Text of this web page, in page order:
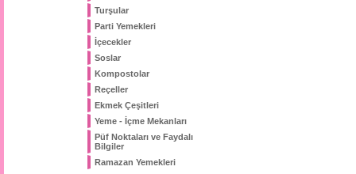
Turşular
Parti Yemekleri
İçecekler
Soslar
Kompostolar
Reçeller
Ekmek Çeşitleri
Yeme - İçme Mekanları
Püf Noktaları ve Faydalı
Bilgiler
Ramazan Yemekleri